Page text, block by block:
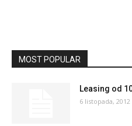
MOST POPULAR
Leasing od
6 listopada, 2012